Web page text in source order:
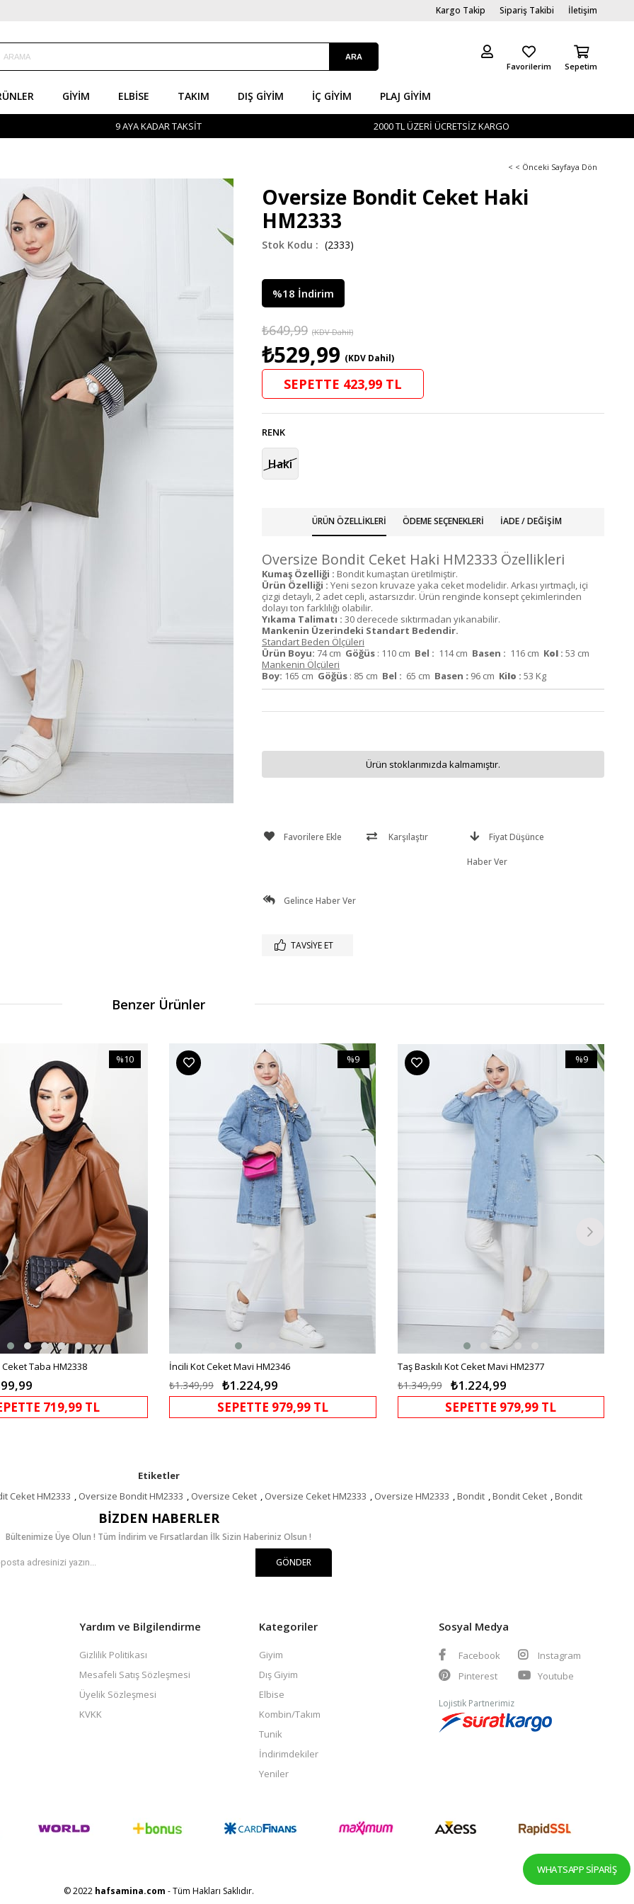
Kargo Takip Sipariş Takibi İletişim
Sepetim
Favorilerim
GIYIM ELBISE TAKIM DIŞ GIYIM İÇ GİYIM PLAJ GIYIM
9 AYA KADAR TAKSİT 2000 TL ÜZERİ ÜCRETSİZ KARGO
< < Önceki Sayfaya Dön
Oversize Bondit Ceket Haki
HM2333
(2333)
%18 İndirim
₺649,99 (KDV Dahil)
₺529,99 (KDV Dahil)
SEPETTE 423,99 TL
RENK
Haki
ÜRÜN ÖZELLIKLERI ÖDEME SEÇENEKLERI İADE / DEĞIŞIM
Oversize Bondit Ceket Haki HM2333 Özellikleri
Kumaş Özelliği : Bondit kumaştan üretilmiştir.
Ürün Özelliği : Yeni sezon kruvaze yaka ceket modelidir. Arkası yırtmaçlı, içi
çizgi detaylı, 2 adet cepli, astarsızdır. Ürün renginde konsept çekimlerinden
dolayı ton farklılığı olabilir.
Yıkama Talimatı : 30 derecede sıktırmadan yıkanabilir.
Mankenin Üzerindeki Standart Bedendir.
Standart Beden Ölçüleri
Ürün Boyu: 74 cm Göğüs : 110 cm Bel : 114 cm Basen : 116 cm Kol : 53 cm
Mankenin Ölçüleri
Boy: 165 cm Göğüs : 85 cm Bel : 65 cm Basen : 96 cm Kilo : 53 Kg
Ürün stoklarımızda kalmamıştır.
Favorilere Ekle Karşılaştır Fiyat Düşünce
Haber Ver
Gelince Haber Ver
TAVSIYE ET
Benzer Ürünler
Taba HM2338
%10
719,99 TL
İncili Kot Ceket Mavi HM2346
₺1.224,99
₺1.349,99
%9
İndirim
%9İndirim
SEPETTE 979,99 TL
Taş Baskılı Kot Ceket Mavi HM2377
₺1.224,99
₺1.349,99
%9
SEPETTE 979,99 TL
Etiketler
Ceket HM2333 , Oversize Bondit HM2333 , Oversize Ceket , Oversize Ceket HM2333 , Oversize HM2333 ,Bondit ,Bondit Ceket ,Bondit
WHATSAPP SIPARIŞ
BIZDEN HABERLER
Bültenimize Üye Olun ! Tüm İndirim ve Fırsatlardan İlk Sizin Haberiniz Olsun !
GÖNDER
Yardım ve Bilgilendirme
Gizlilik Politikası
Mesafeli Satış Sözleşmesi
Üyelik Sözleşmesi
KVKK
Kategoriler
Giyim
Dış Giyim
Elbise
Kombin/Takım
Tunik
İndirimdekiler
Yeniler
Sosyal Medya
Facebook
Instagram
Pinterest
Youtube
Lojistik Partnerimiz
© 2022 hafsamina.com - Tüm Hakları Saklıdır.